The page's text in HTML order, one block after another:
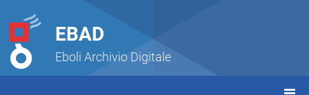
EBAD
Eboli Archivio Digitale